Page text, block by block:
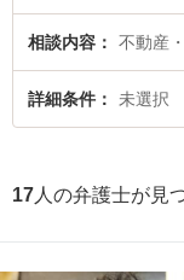
の不動産問題のトラブル
の不動産問題のトラブル
相談無料でオーナー・売
相談内容 不動産
詳細条件 未選択
17 人の弁護士が見